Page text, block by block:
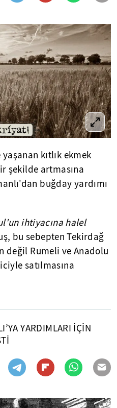
kıtlık ekmek
şekilde artmasına
buğday yardımı
ihtiyacına halel
bu sebepten Tekirdağ
değil Rumeli ve Anadolu
satılmasına
YARDIMLARI İÇİN